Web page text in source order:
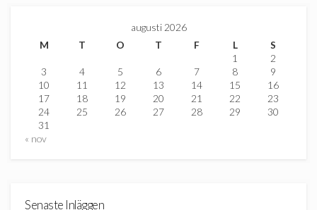
augusti 2026
M
T O T F L
S
1
2
3
4 5 6 7 8
9
10
11 12 13 14 15
16
17
18 19 20 21 22
23
24
25 26 27 28 29
30
31
« nov
Senaste Inläggen